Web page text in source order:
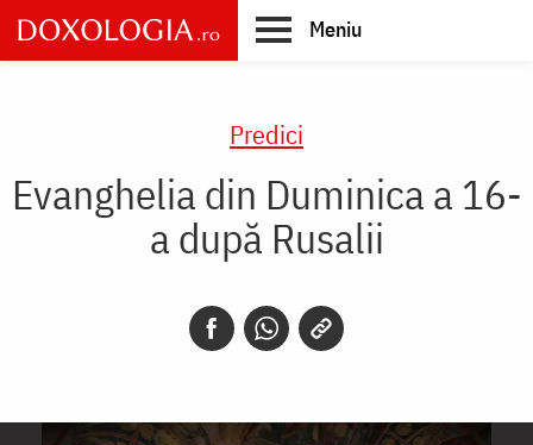
Skip
to
main
Meniu
Predici
Evanghelia din Duminica a 16-
a după Rusalii